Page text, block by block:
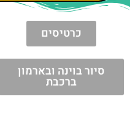
כרטיסים
סיור בוינה ובארמון
ברכבת